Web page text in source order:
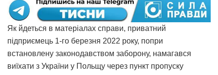
Як йдеться в матеріалах справи, приватний
підприємець 1-го березня 2022 року, попри
встановлену законодавством заборону, намагався
виїхати з України у Польщу через пункт пропуску